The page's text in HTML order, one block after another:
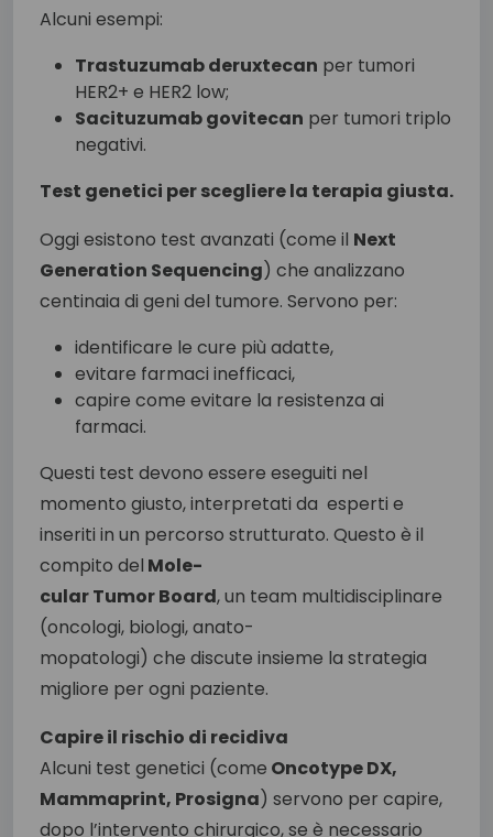
Alcuni esempi:
Trastuzumab deruxtecan per tumori
HER2+ e HER2 low;
Sacituzumab govitecan per tumori triplo
negativi.
Test genetici per scegliere la terapia giusta.
Oggi esistono test avanzati (come il Next
Generation Sequencing) che analizzano
centinaia di geni del tumore. Servono per:
identificare le cure più adatte,
evitare farmaci inefficaci,
capire come evitare la resistenza ai
farmaci.
Questi test devono essere eseguiti nel
momento giusto, interpretati da esperti e
inseriti in un percorso strutturato. Questo è il
compito del Mole-
cular Tumor Board, un team multidisciplinare
(oncologi, biologi, anato-
mopatologi) che discute insieme la strategia
migliore per ogni paziente.
Capire il rischio di recidiva
Alcuni test genetici (come Oncotype DX,
Mammaprint, Prosigna) servono per capire,
dopo l’intervento chirurgico, se è necessario